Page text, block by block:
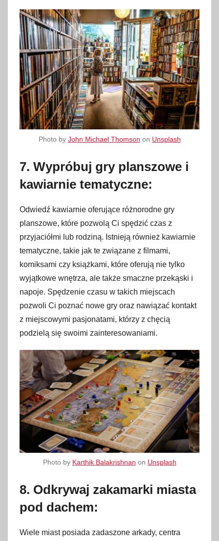
Photo by John Michael Thomson on Unsplash
7. Wypróbuj gry planszowe i
kawiarnie tematyczne:
Odwiedź kawiarnie oferujące różnorodne gry
planszowe, które pozwolą Ci spędzić czas z
przyjaciółmi lub rodziną. Istnieją również kawiarnie
tematyczne, takie jak te związane z filmami,
komiksami czy książkami, które oferują nie tylko
wyjątkowe wnętrza, ale także smaczne przekąski i
napoje. Spędzenie czasu w takich miejscach
pozwoli Ci poznać nowe gry oraz nawiązać kontakt
z miejscowymi pasjonatami, którzy z chęcią
podzielą się swoimi zainteresowaniami.
Photo by Karthik Balakrishnan on Unsplash
8. Odkrywaj zakamarki miasta
pod dachem:
Wiele miast posiada zadaszone arkady, centra